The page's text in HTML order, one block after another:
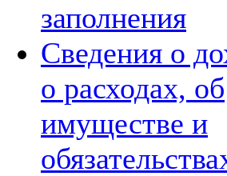
заполнения
Сведения о
о расходах, об
имуществе и